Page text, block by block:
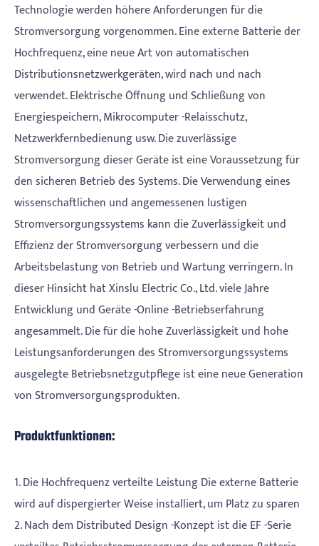
Technologie werden höhere Anforderungen für die
Stromversorgung vorgenommen. Eine externe Batterie der
Hochfrequenz, eine neue Art von automatischen
Distributionsnetzwerkgeräten, wird nach und nach
verwendet. Elektrische Öffnung und Schließung von
Energiespeichern, Mikrocomputer -Relaisschutz,
Netzwerkfernbedienung usw. Die zuverlässige
Stromversorgung dieser Geräte ist eine Voraussetzung für
den sicheren Betrieb des Systems. Die Verwendung eines
wissenschaftlichen und angemessenen lustigen
Stromversorgungssystems kann die Zuverlässigkeit und
Effizienz der Stromversorgung verbessern und die
Arbeitsbelastung von Betrieb und Wartung verringern. In
dieser Hinsicht hat Xinslu Electric Co., Ltd. viele Jahre
Entwicklung und Geräte -Online -Betriebserfahrung
angesammelt. Die für die hohe Zuverlässigkeit und hohe
Leistungsanforderungen des Stromversorgungssystems
ausgelegte Betriebsnetzgutpflege ist eine neue Generation
von Stromversorgungsprodukten.
Produktfunktionen:
1. Die Hochfrequenz verteilte Leistung Die externe Batterie
wird auf dispergierter Weise installiert, um Platz zu sparen
2. Nach dem Distributed Design -Konzept ist die EF -Serie